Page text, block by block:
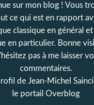
sur mon blog ! Vous
ce qui est en rapport
classique en général
en particulier. Bonne
pas à me laisser
commentaires.
de Jean-Michel
le portail Overblog